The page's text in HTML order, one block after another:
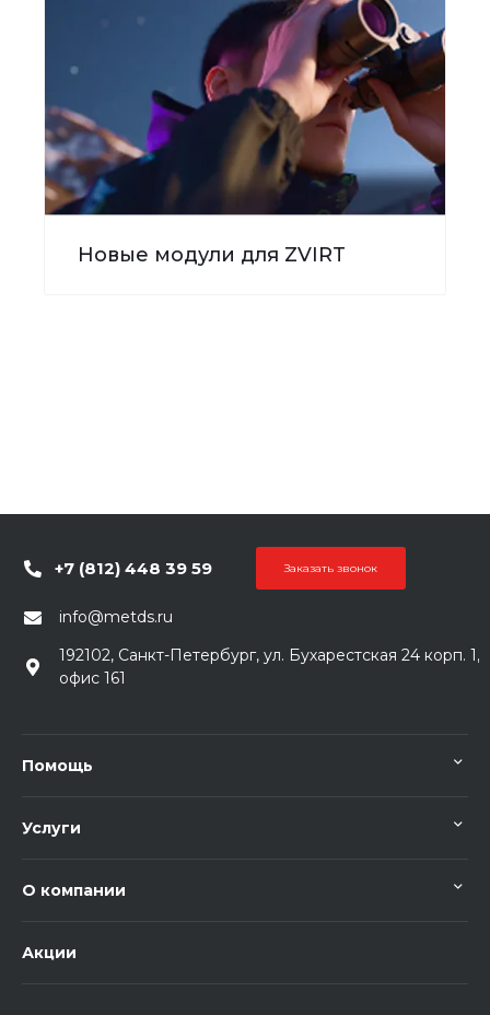
Новые модули для ZVIRT
+7 (812) 448 39 59 Заказать звонок
info@metds.ru
192102, Санкт-Петербург, ул. Бухарестская 24 корп. 1,
офис 161
Помощь
Услуги
О компании
Акции